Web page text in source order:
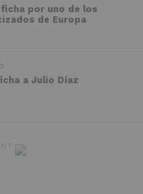
por uno de los
de Europa
a Julio Díaz